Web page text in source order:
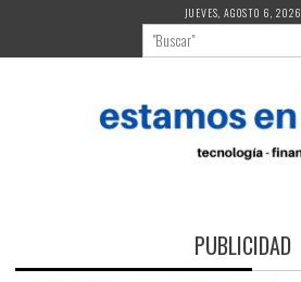
contenido
JUEVES, AGOSTO 6, 2026
PUBLICIDAD